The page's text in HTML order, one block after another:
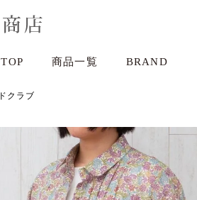
TOP 商品一覧 BRAND
クラブ